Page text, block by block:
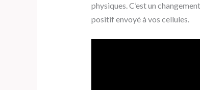
physiques. C’est un
positif envoyé à vos cellules.